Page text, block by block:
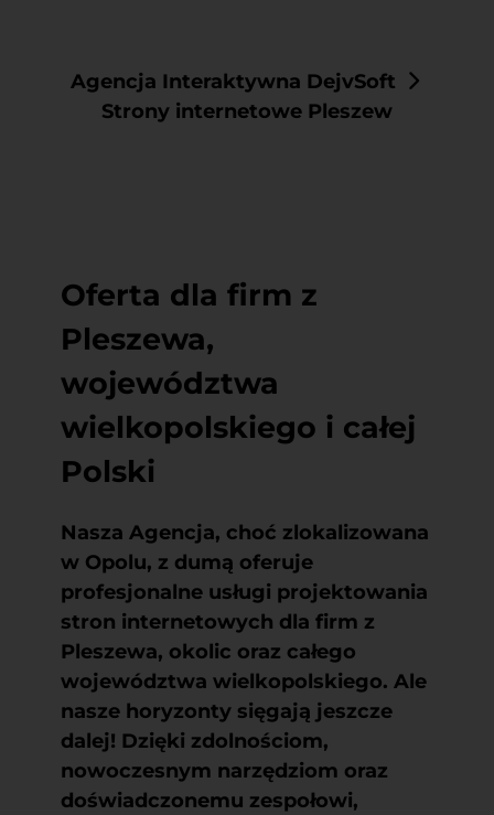
Agencja Interaktywna DejvSoft
Strony internetowe Pleszew
Oferta dla firm z
Pleszewa,
województwa
wielkopolskiego i całej
Polski
Nasza Agencja, choć zlokalizowana
w Opolu, z dumą oferuje
profesjonalne usługi projektowania
stron internetowych dla firm z
Pleszewa, okolic oraz całego
województwa wielkopolskiego. Ale
nasze horyzonty sięgają jeszcze
dalej! Dzięki zdolnościom,
nowoczesnym narzędziom oraz
doświadczonemu zespołowi,